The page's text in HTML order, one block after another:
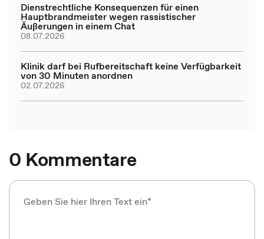
Dienstrechtliche Konsequenzen für einen
Hauptbrandmeister wegen rassistischer
Äußerungen in einem Chat
08.07.2026
Klinik darf bei Rufbereitschaft keine Verfügbarkeit
von 30 Minuten anordnen
02.07.2026
0 Kommentare